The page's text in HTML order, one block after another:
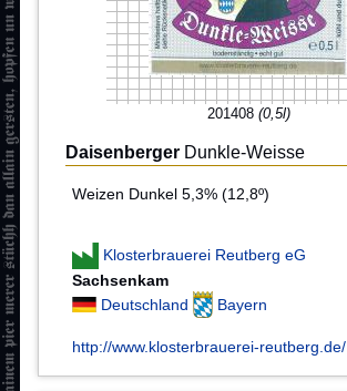
201408 (0,5l)
Daisenberger Dunkle-Weisse
Weizen Dunkel 5,3% (12,8º)
Klosterbrauerei Reutberg eG
Sachsenkam
Deutschland
Bayern
http://www.klosterbrauerei-reutberg.de/